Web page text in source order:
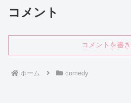
コメント
コメントを書
ホーム comedy